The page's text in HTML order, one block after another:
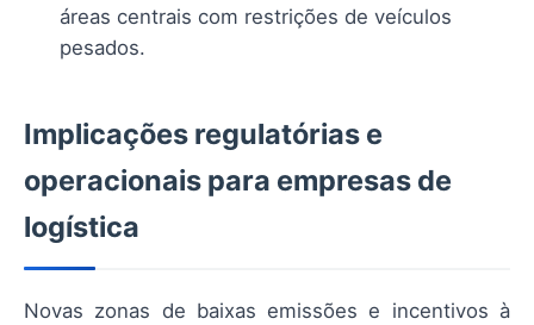
áreas centrais com restrições de veículos
pesados.
Implicações regulatórias e
operacionais para empresas de
logística
Novas zonas de baixas emissões e incentivos à